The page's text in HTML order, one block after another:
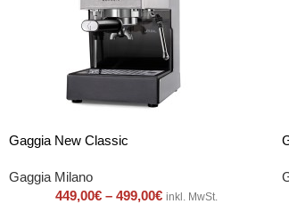
Gaggia New Classic
Gaggia Milano
449,00€ – 499,00€ inkl. MwSt.